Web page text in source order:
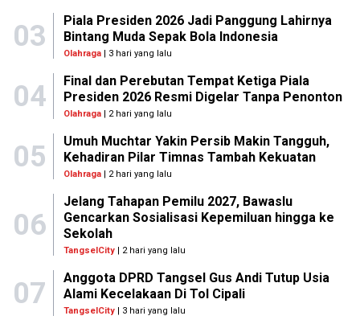
03
Piala Presiden 2026 Jadi Panggung Lahirnya
Bintang Muda Sepak Bola Indonesia
Olahraga| 3 hari yang lalu
04
Final dan Perebutan Tempat Ketiga Piala
Presiden 2026 Resmi Digelar Tanpa Penonton
Olahraga| 2 hari yang lalu
05
Umuh Muchtar Yakin Persib Makin Tangguh,
Kehadiran Pilar Timnas Tambah Kekuatan
Olahraga| 2 hari yang lalu
06
Jelang Tahapan Pemilu 2027, Bawaslu
Gencarkan Sosialisasi Kepemiluan hingga ke
Sekolah
TangselCity| 2 hari yang lalu
07
Anggota DPRD Tangsel Gus Andi Tutup Usia
Alami Kecelakaan Di Tol Cipali
TangselCity| 3 hari yang lalu